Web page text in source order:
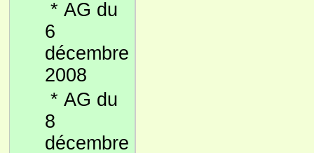
* AG du
6
décembre
2008
* AG du
8
décembre